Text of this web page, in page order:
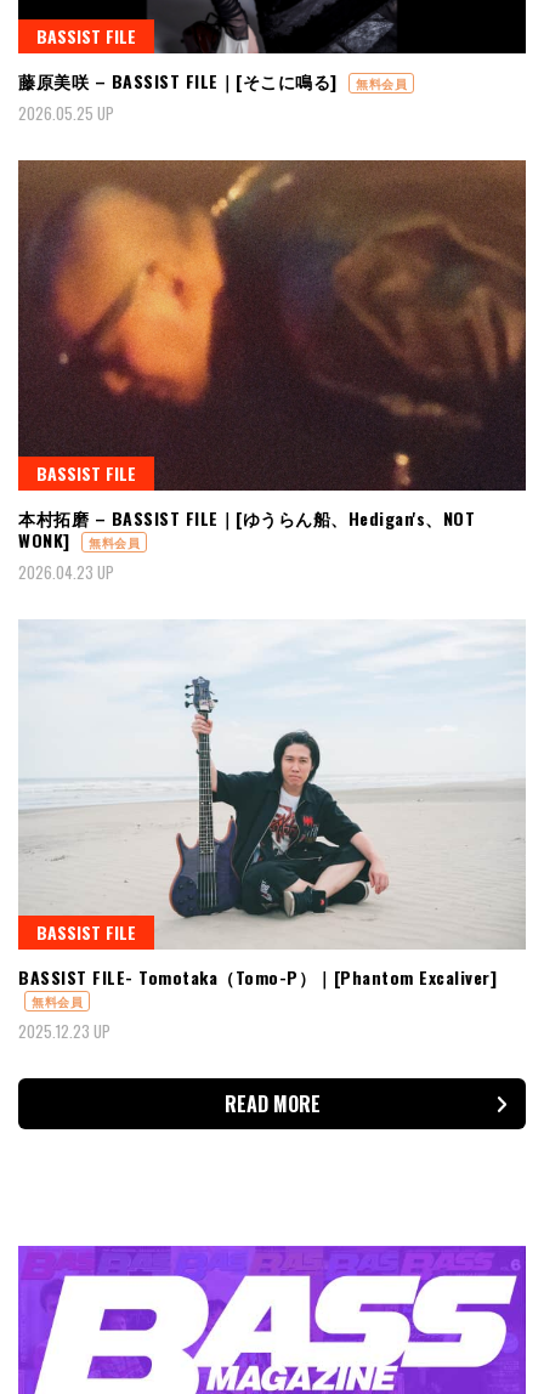
BASSIST FILE
藤原美咲 – BASSIST FILE｜[そこに鳴る]
無料会員
2026.05.25 UP
BASSIST FILE
本村拓磨 – BASSIST FILE｜[ゆうらん船、Hedigan's、NOT
WONK]
無料会員
2026.04.23 UP
BASSIST FILE
BASSIST FILE- Tomotaka（Tomo-P）｜[Phantom Excaliver]
無料会員
2025.12.23 UP
READ MORE